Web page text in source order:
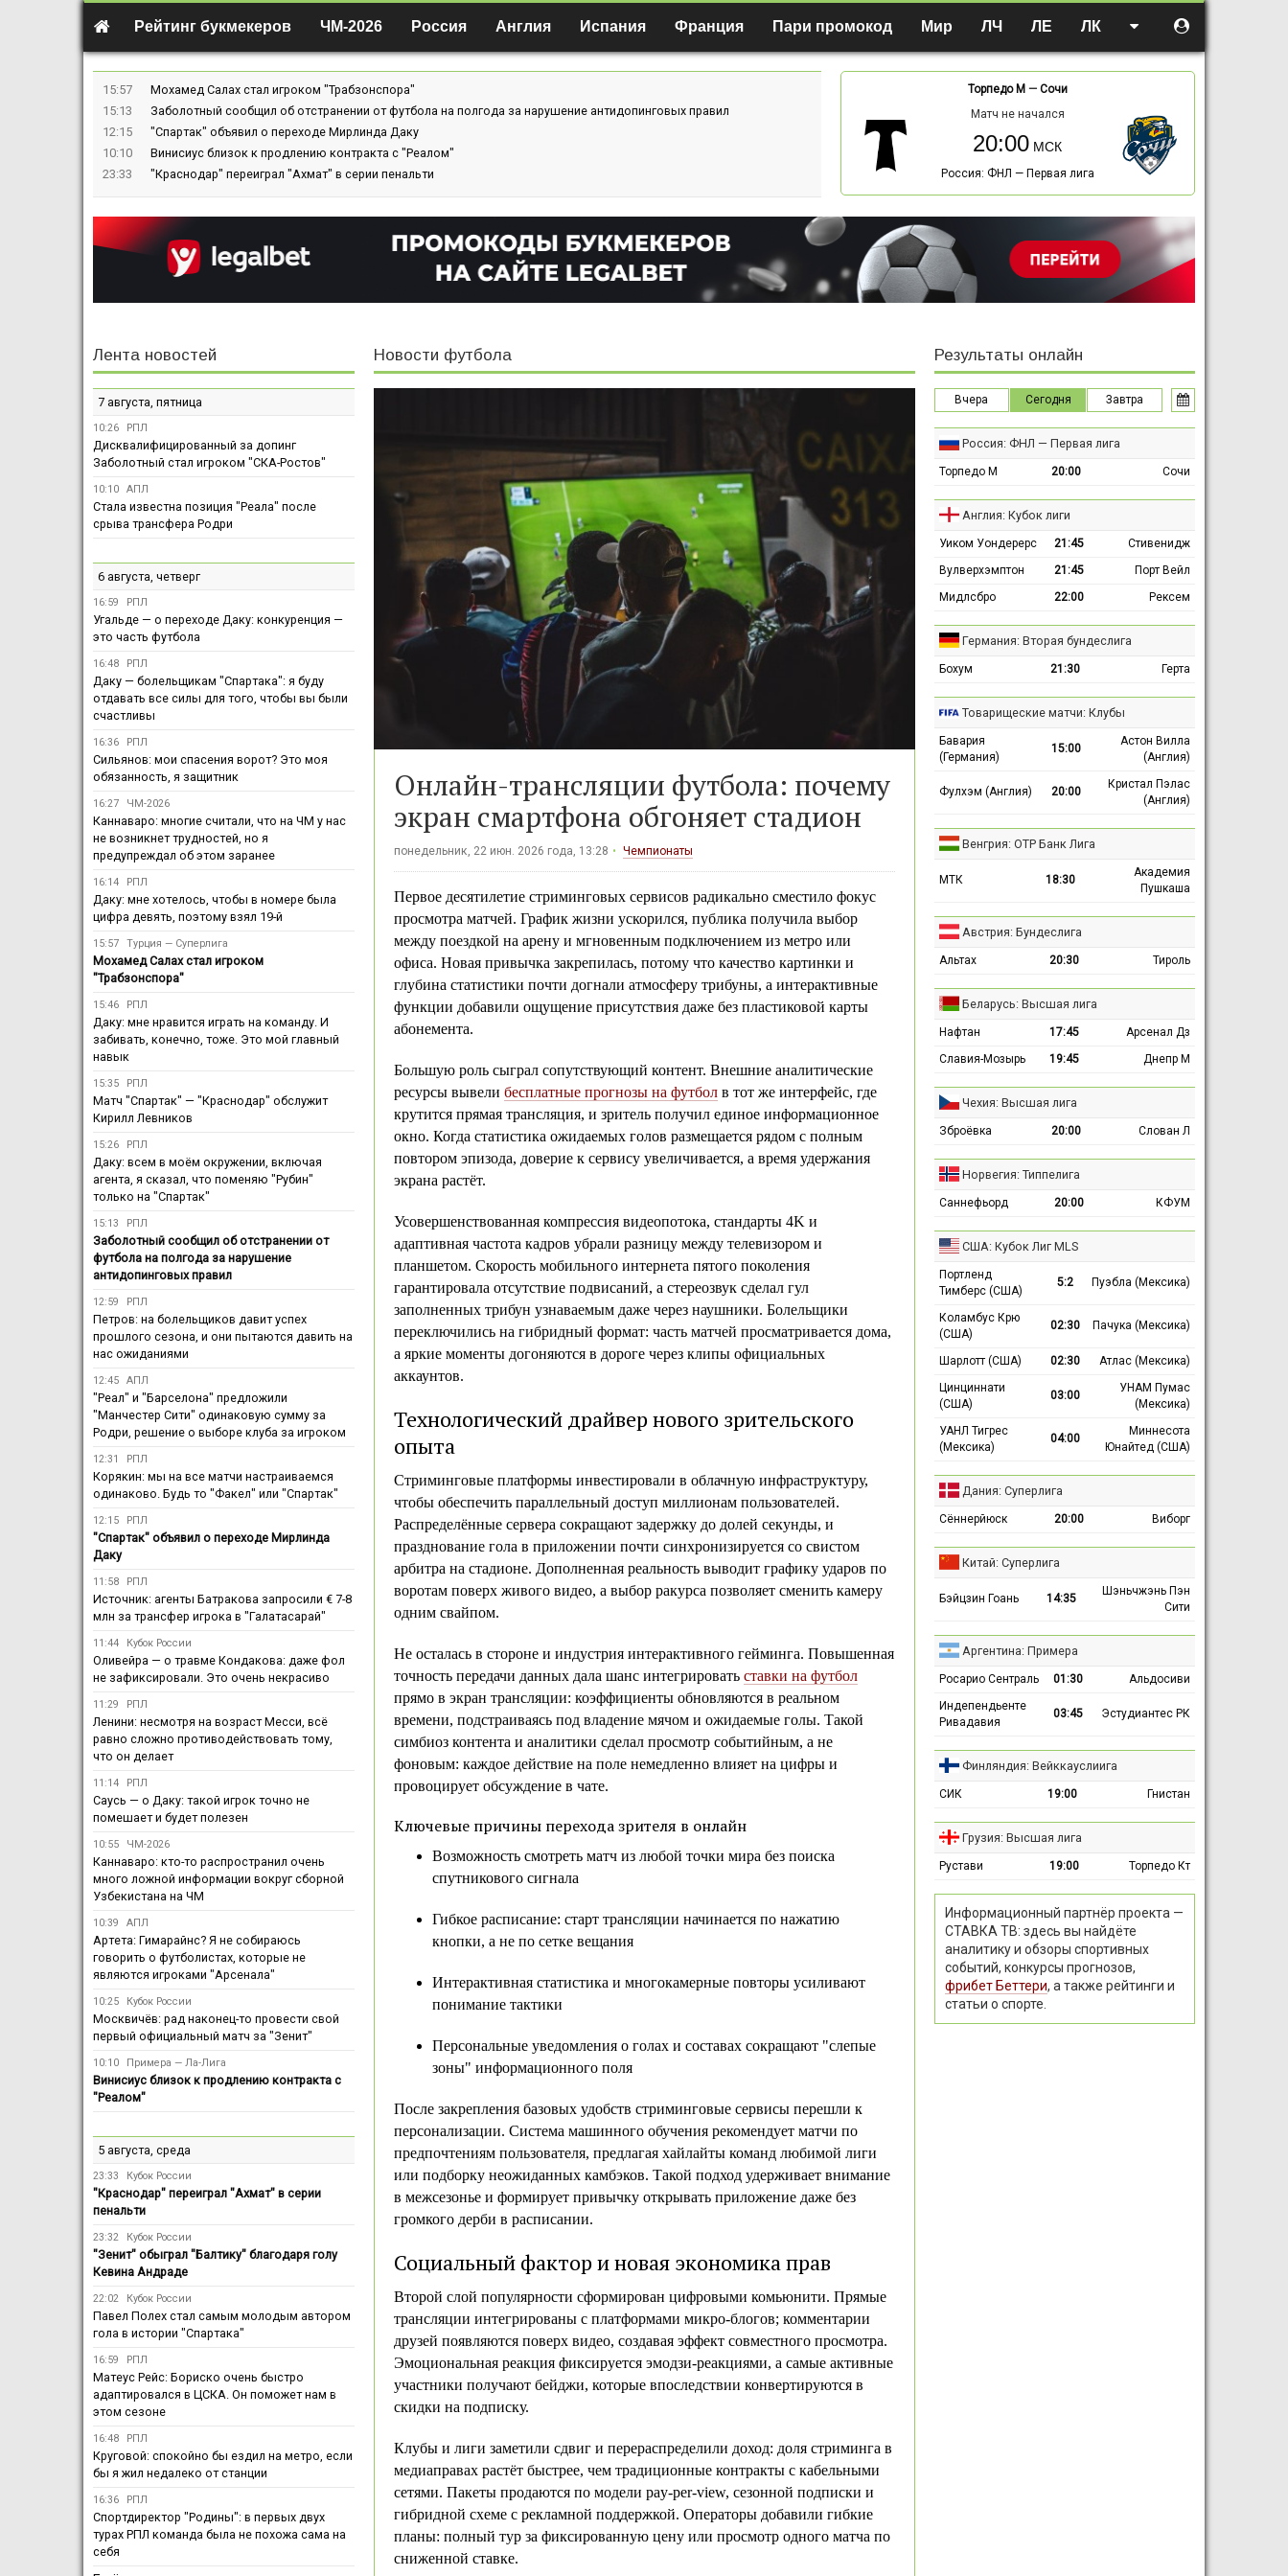
Рейтинг букмекеров ЧМ-2026 Россия Англия Испания Франция Пари промокод Мир ЛЧ ЛЕ ЛК
15:57
Мохамед Салах стал игроком "Трабзонспора"
15:13
Заболотный сообщил об отстранении от футбола на полгода за нарушение антидопинговых правил
12:15
"Спартак" объявил о переходе Мирлинда Даку
10:10
Винисиус близок к продлению контракта с "Реалом"
23:33
"Краснодар" переиграл "Ахмат" в серии пенальти
Торпедо М — Сочи
Матч не начался
20:00
Россия: ФНЛ — Первая лига
Новости футбола
Онлайн-трансляции футбола: почему
экран смартфона обгоняет стадион
понедельник, 22 июн. 2026 года, 13:28 Чемпионаты
Первое десятилетие стриминговых сервисов радикально сместило фокус
просмотра матчей. График жизни ускорился, публика получила выбор
между поездкой на арену и мгновенным подключением из метро или
офиса. Новая привычка закрепилась, потому что качество картинки и
глубина статистики почти догнали атмосферу трибуны, а интерактивные
функции добавили ощущение присутствия даже без пластиковой карты
абонемента.
Большую роль сыграл сопутствующий контент. Внешние аналитические
ресурсы вывели бесплатные прогнозы на футболв тот же интерфейс, где
крутится прямая трансляция, и зритель получил единое информационное
окно. Когда статистика ожидаемых голов размещается рядом с полным
повтором эпизода, доверие к сервису увеличивается, а время удержания
экрана растёт.
Усовершенствованная компрессия видеопотока, стандарты 4K и
адаптивная частота кадров убрали разницу между телевизором и
планшетом. Скорость мобильного интернета пятого поколения
гарантировала отсутствие подвисаний, а стереозвук сделал гул
заполненных трибун узнаваемым даже через наушники. Болельщики
переключились на гибридный формат: часть матчей просматривается дома,
а яркие моменты догоняются в дороге через клипы официальных
аккаунтов.
Технологический драйвер нового зрительского
опыта
Стриминговые платформы инвестировали в облачную инфраструктуру,
чтобы обеспечить параллельный доступ миллионам пользователей.
Распределённые сервера сокращают задержку до долей секунды, и
празднование гола в приложении почти синхронизируется со свистом
арбитра на стадионе. Дополненная реальность выводит графику ударов по
воротам поверх живого видео, а выбор ракурса позволяет сменить камеру
одним свайпом.
Не осталась в стороне и индустрия интерактивного гейминга. Повышенная
точность передачи данных дала шанс интегрировать ставки на футбол
прямо в экран трансляции: коэффициенты обновляются в реальном
времени, подстраиваясь под владение мячом и ожидаемые голы. Такой
симбиоз контента и аналитики сделал просмотр событийным, а не
фоновым: каждое действие на поле немедленно влияет на цифры и
провоцирует обсуждение в чате.
Ключевые причины перехода зрителя в онлайн
Возможность смотреть матч из любой точки мира без поискa
спутникового сигнала
Гибкое расписание: старт трансляции начинается по нажатию
кнопки, а не по сетке вещания
Интерактивная статистика и многокамерные повторы усиливают
понимание тактики
Персональные уведомления о голах и составах сокращают "слепые
зоны" информационного поля
После закрепления базовых удобств стриминговые сервисы перешли к
персонализации. Система машинного обучения рекомендует матчи по
предпочтениям пользователя, предлагая хайлайты команд любимой лиги
или подборку неожиданных камбэков. Такой подход удерживает внимание
в межсезонье и формирует привычку открывать приложение даже без
громкого дерби в расписании.
Социальный фактор и новая экономика прав
Второй слой популярности сформирован цифровыми комьюнити. Прямые
трансляции интегрированы с платформами микро-блогов; комментарии
друзей появляются поверх видео, создавая эффект совместного просмотра.
Эмоциональная реакция фиксируется эмодзи-реакциями, а самые активные
участники получают бейджи, которые впоследствии конвертируются в
скидки на подписку.
Клубы и лиги заметили сдвиг и перераспределили доход: доля стриминга в
медиаправах растёт быстрее, чем традиционные контракты с кабельными
сетями. Пакеты продаются по модели pay-per-view, сезонной подписки и
гибридной схеме с рекламной поддержкой. Операторы добавили гибкие
планы: полный тур за фиксированную цену или просмотр одного матча по
сниженной ставке.
Лента новостей
7 августа, пятница
10:26 РПЛ
Дисквалифицированный за допинг
Заболотный стал игроком "СКА-Ростов"
10:10 АПЛ
Стала известна позиция "Реала" после
срыва трансфера Родри
6 августа, четверг
16:59 РПЛ
Угальде — о переходе Даку: конкуренция —
это часть футбола
16:48 РПЛ
Даку — болельщикам "Спартака": я буду
отдавать все силы для того, чтобы вы были
счастливы
16:36 РПЛ
Сильянов: мои спасения ворот? Это моя
обязанность, я защитник
16:27 ЧМ-2026
Каннаваро: многие считали, что на ЧМ у нас
не возникнет трудностей, но я
предупреждал об этом заранее
16:14 РПЛ
Даку: мне хотелось, чтобы в номере была
цифра девять, поэтому взял 19-й
15:57 Турция — Суперлига
Мохамед Салах стал игроком
"Трабзонспора"
15:46 РПЛ
Даку: мне нравится играть на команду. И
забивать, конечно, тоже. Это мой главный
навык
15:35 РПЛ
Матч "Спартак" — "Краснодар" обслужит
Кирилл Левников
15:26 РПЛ
Даку: всем в моём окружении, включая
агента, я сказал, что поменяю "Рубин"
только на "Спартак"
15:13 РПЛ
Заболотный сообщил об отстранении от
футбола на полгода за нарушение
антидопинговых правил
12:59 РПЛ
Петров: на болельщиков давит успех
прошлого сезона, и они пытаются давить на
нас ожиданиями
12:45 АПЛ
"Реал" и "Барселона" предложили
"Манчестер Сити" одинаковую сумму за
Родри, решение о выборе клуба за игроком
12:31 РПЛ
Корякин: мы на все матчи настраиваемся
одинаково. Будь то "Факел" или "Спартак"
12:15 РПЛ
"Спартак" объявил о переходе Мирлинда
Даку
11:58 РПЛ
Источник: агенты Батракова запросили € 7-8
млн за трансфер игрока в "Галатасарай"
11:44 Кубок России
Оливейра — о травме Кондакова: даже фол
не зафиксировали. Это очень некрасиво
11:29 РПЛ
Ленини: несмотря на возраст Месси, всё
равно сложно противодействовать тому,
что он делает
11:14 РПЛ
Саусь — о Даку: такой игрок точно не
помешает и будет полезен
10:55 ЧМ-2026
Каннаваро: кто-то распространил очень
много ложной информации вокруг сборной
Узбекистана на ЧМ
10:39 АПЛ
Артета: Гимарайнс? Я не собираюсь
говорить о футболистах, которые не
являются игроками "Арсенала"
10:25 Кубок России
Москвичёв: рад наконец-то провести свой
первый официальный матч за "Зенит"
10:10 Примера — Ла-Лига
Винисиус близок к продлению контракта с
"Реалом"
5 августа, среда
23:33 Кубок России
"Краснодар" переиграл "Ахмат" в серии
пенальти
23:32 Кубок России
"Зенит" обыграл "Балтику" благодаря голу
Кевина Андраде
22:02 Кубок России
Павел Полех стал самым молодым автором
гола в истории "Спартака"
16:59 РПЛ
Матеус Рейс: Бориско очень быстро
адаптировался в ЦСКА. Он поможет нам в
этом сезоне
16:48 РПЛ
Круговой: спокойно бы ездил на метро, если
бы я жил недалеко от станции
16:36 РПЛ
Спортдиректор "Родины": в первых двух
турах РПЛ команда была не похожа сама на
себя
Результаты онлайн
Вчера Сегодня Завтра
Россия: ФНЛ — Первая лига
Торпедо М 20:00 Сочи
Англия: Кубок лиги
Уиком Уондерерс 21:45
Стивенидж
Вулверхэмптон
21:45
Порт Вейл
Мидлсбро
22:00 Рексем
Германия: Вторая бундеслига
Бохум 21:30 Герта
Товарищеские матчи: Клубы
Бавария
(Германия)
15:00
Астон Вилла
(Англия)
Фулхэм (Англия) 20:00
Кристал Пэлас
(Англия)
Венгрия: ОТР Банк Лига
МТК 18:30
Академия
Пушкаша
Австрия: Бундеслига
Альтах 20:30 Тироль
Беларусь: Высшая лига
Нафтан 17:45
Арсенал Дз
Славия-Мозырь
19:45 Днепр М
Чехия: Высшая лига
Зброёвка 20:00 Слован Л
Норвегия: Типпелига
Саннефьорд 20:00 КФУМ
США: Кубок Лиг MLS
Портленд
Тимберс (США)
5:2 Пуэбла (Мексика)
Коламбус Крю
(США)
02:30 Пачука (Мексика)
Шарлотт (США) 02:30
Атлас (Мексика)
Цинциннати
(США)
03:00
УНАМ Пумас
(Мексика)
УАНЛ Тигрес
(Мексика)
04:00
Миннесота
Юнайтед (США)
Дания: Суперлига
Сённерйюск 20:00 Виборг
Китай: Суперлига
Бэйцзин Гоань 14:35
Шэньчжэнь Пэн
Сити
Аргентина: Примера
Росарио Сентраль 01:30
Альдосиви
Индепендьенте
Ривадавия
03:45 Эстудиантес РК
Финляндия: Вейккауслиига
СИК 19:00 Гнистан
Грузия: Высшая лига
Рустави 19:00 Торпедо Кт
Информационный партнёр проекта —
СТАВКА ТВ: здесь вы найдёте
аналитику и обзоры спортивных
событий, конкурсы прогнозов,
фрибет Беттери, а также рейтинги и
статьи о спорте.